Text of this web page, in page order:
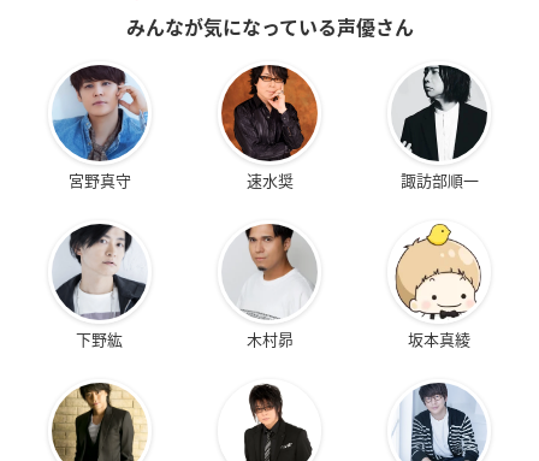
みんなが気になっている声優さん
宮野真守 速水奨 諏訪部順一
下野紘 木村昴 坂本真綾